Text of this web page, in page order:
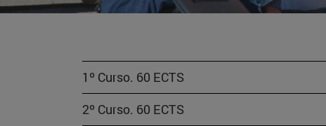
1º Curso. 60 ECTS
2º Curso. 60 ECTS